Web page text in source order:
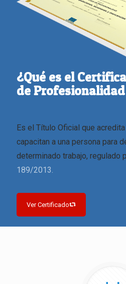
¿Qué es el
de Profesionalidad
Es el Título Oficial que
capacitan a una persona para
determinado trabajo, regulado
189/2013.
Ver Certificado